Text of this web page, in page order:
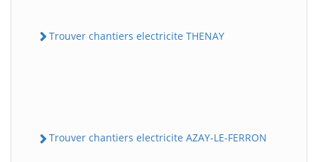
Trouver chantiers electricite THENAY
Trouver chantiers electricite AZAY-LE-FERRON